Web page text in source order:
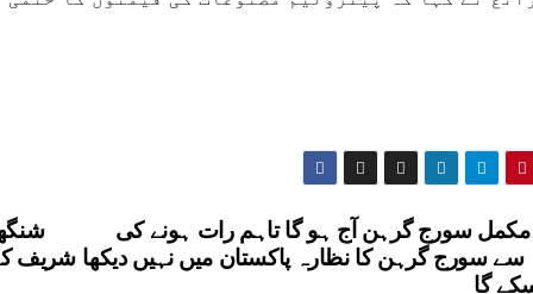
مکمل سورج گرہن آج ہو گا تاہم رات ہونے کی
سے سورج گرہن کا نظارہ پاکستان میں نہیں دیکھا
گا
شریف